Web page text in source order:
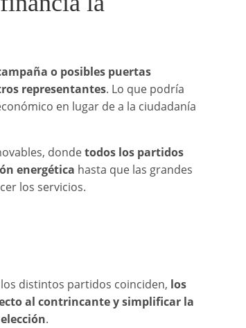
o posibles puertas
representantes. Lo que podría
en lugar de a la ciudadanía
dondetodos los partidos
energética hasta que las grandes
los servicios.
distintos partidos coinciden, los
al contrincante y simplificar la
.